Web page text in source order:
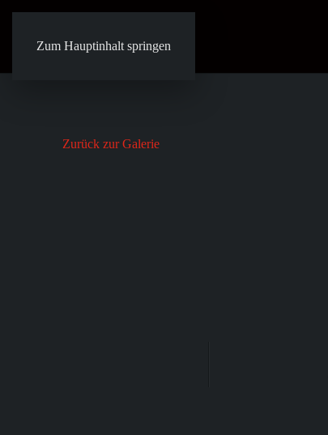
Zum Hauptinhalt springen
Zurück zur Galerie